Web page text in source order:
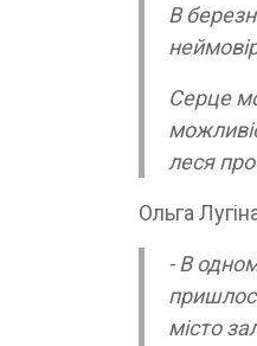
В
Серце
леся
Ольга
- В
місто